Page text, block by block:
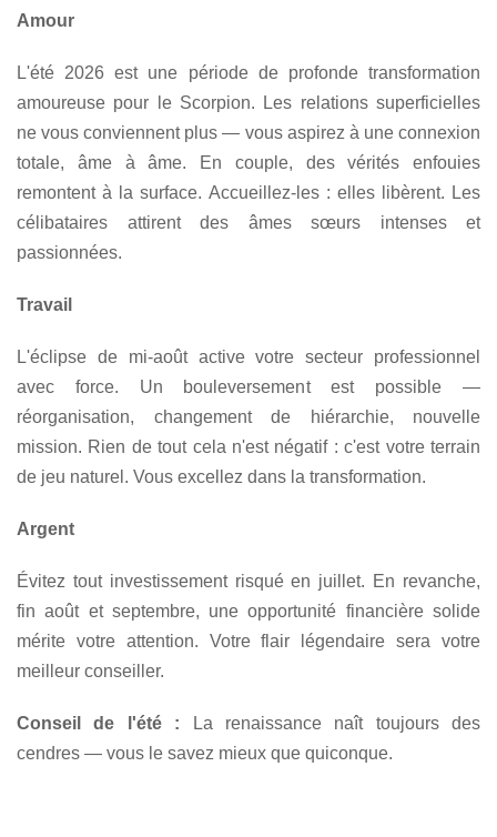
Amour
L'été 2026 est une période de profonde transformation
amoureuse pour le Scorpion. Les relations superficielles
ne vous conviennent plus — vous aspirez à une connexion
totale, âme à âme. En couple, des vérités enfouies
remontent à la surface. Accueillez-les : elles libèrent. Les
célibataires attirent des âmes sœurs intenses et
passionnées.
Travail
L'éclipse de mi-août active votre secteur professionnel
avec force. Un bouleversement est possible —
réorganisation, changement de hiérarchie, nouvelle
mission. Rien de tout cela n'est négatif : c'est votre terrain
de jeu naturel. Vous excellez dans la transformation.
Argent
Évitez tout investissement risqué en juillet. En revanche,
fin août et septembre, une opportunité financière solide
mérite votre attention. Votre flair légendaire sera votre
meilleur conseiller.
Conseil de l'été : La renaissance naît toujours des
cendres — vous le savez mieux que quiconque.